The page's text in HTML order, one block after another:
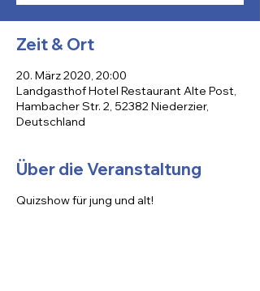
Zeit & Ort
20. März 2020, 20:00
Landgasthof Hotel Restaurant Alte Post,
Hambacher Str. 2, 52382 Niederzier,
Deutschland
Über die Veranstaltung
Quizshow für jung und alt!